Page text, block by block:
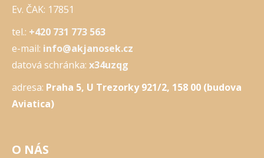
Ev. ČAK: 17851
tel.: +420 731 773 563
e-mail: info@akjanosek.cz
datová schránka: x34uzqg
adresa: Praha 5, U Trezorky 921/2, 158 00 (budova
Aviatica)
O NÁS